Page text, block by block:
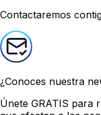
Contactaremos
¿Conoces nuestra
Únete GRATIS para